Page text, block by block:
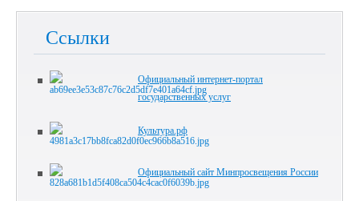
Ссылки
Официальный интернет-портал
государственных услуг
Культура.рф
Официальный сайт Минпросвещения России